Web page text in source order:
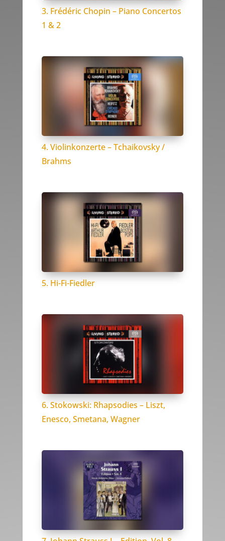
3. Frédéric Chopin – Piano Concertos
1 & 2
4. Violinkonzerte – Tchaikovsky /
Brahms
5. Hi-Fi-Fiedler
6. Stokowski: Rhapsodies – Liszt,
Enesco, Smetana, Wagner